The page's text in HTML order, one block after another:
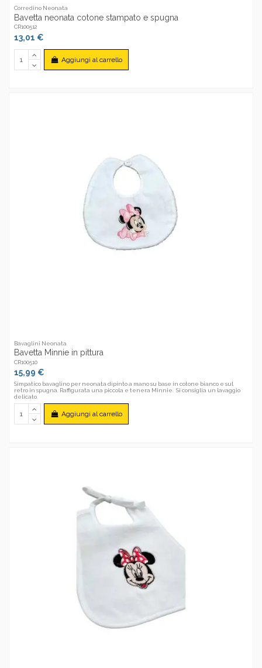
Corredino Neonata
Bavetta neonata cotone stampato e spugna
CR100512
13,01 €
Aggiungi al carrello
Bavaglini Neonata
Bavetta Minnie in pittura
CR100510
15,99 €
Simpatico bavaglino per neonata dipinto a mano su base in cotone bianco e sul
retro in spugna. Raffigurata una piccola e tenera Minnie. Si consiglia un lavaggio
delicato.
Aggiungi al carrello